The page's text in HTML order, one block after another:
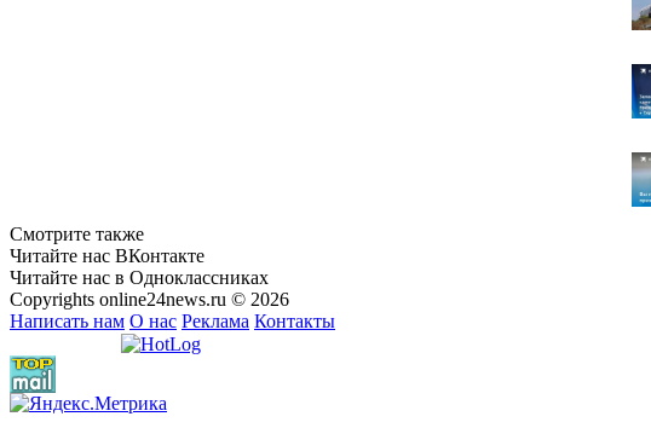
Смотрите также
Читайте нас ВКонтакте
Читайте нас в Одноклассниках
Copyrights online24news.ru © 2026
Написать нам О нас Реклама Контакты